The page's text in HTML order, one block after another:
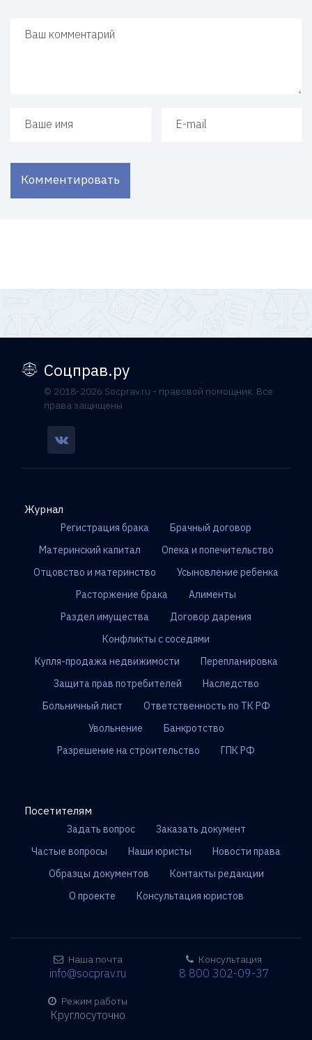
Комментировать
Соцправ.ру
© 2018-2026 Socprav.ru - правовой помощник. Все
права защищены
Журнал
Регистрация брака
Брачный договор
Материнский капитал
Опека и попечительство
Отцовство и материнство
Усыновление ребенка
Расторжение брака
Алименты
Раздел имущества
Договор дарения
Конфликты с соседями
Купля-продажа недвижимости
Перепланировка
Защита прав потребителей
Наследство
Больничный лист
Ответственность по ТК РФ
Увольнение
Банкротство
Разрешение на строительство
ГПК РФ
Посетителям
Задать вопрос
Заказать документ
Частые вопросы
Наши юристы
Новости права
Образцы документов
Контакты редакции
О проекте
Консультация юристов
Наша почта
info@socprav.ru
Режим работы
Круглосуточно
Консультация
8 800 302-09-37